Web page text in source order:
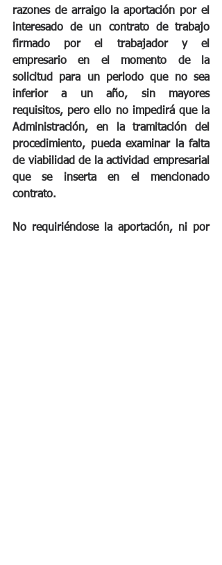
razones de arraigo la aportación por el
interesado de un contrato de trabajo
firmado por el trabajador y el
empresario en el momento de la
solicitud para un periodo que no sea
inferior a un año, sin mayores
requisitos, pero ello no impedirá que la
Administración, en la tramitación del
procedimiento, pueda examinar la falta
de viabilidad de la actividad empresarial
que se inserta en el mencionado
contrato.
No requiriéndose la aportación, ni por